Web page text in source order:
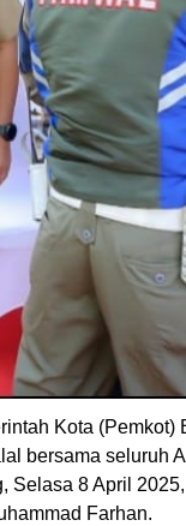
Kota (Pemkot)
bersama seluruh
Selasa 8 April
Farhan.